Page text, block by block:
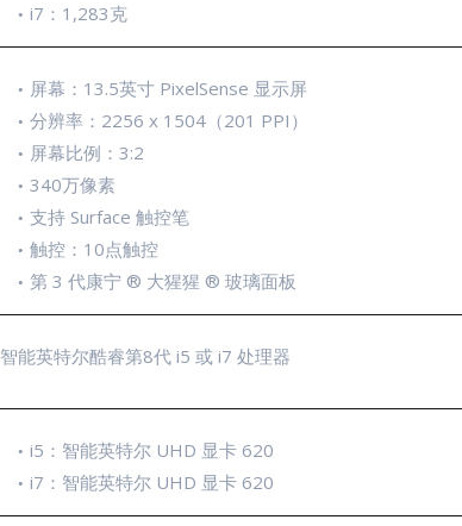
i7：1,283克
屏幕：13.5英寸 PixelSense 显示屏
分辨率：2256 x 1504（201 PPI）
屏幕比例：3:2
340万像素
支持 Surface 触控笔
触控：10点触控
第 3 代康宁 ® 大猩猩 ® 玻璃面板
智能英特尔酷睿第8代 i5 或 i7 处理器
i5：智能英特尔 UHD 显卡 620
i7：智能英特尔 UHD 显卡 620